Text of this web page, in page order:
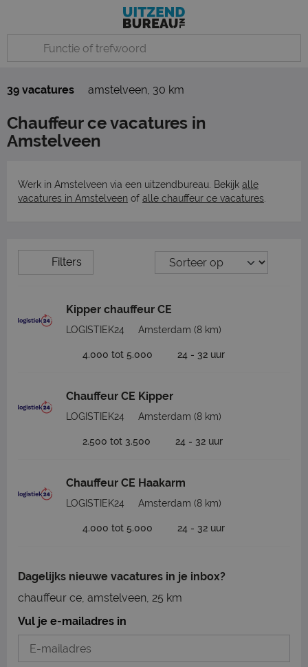
39 vacatures amstelveen, 30 km
Chauffeur ce vacatures in
Amstelveen
Werk in Amstelveen via een uitzendbureau. Bekijk alle
vacatures in Amstelveen of alle chauffeur ce vacatures
Filters
Kipper chauffeur CE
LOGISTIEK24 Amsterdam (8 km)
4.000 tot 5.000 24 - 32 uur
Chauffeur CE Kipper
LOGISTIEK24 Amsterdam (8 km)
2.500 tot 3.500 24 - 32 uur
Chauffeur CE Haakarm
LOGISTIEK24 Amsterdam (8 km)
4.000 tot 5.000 24 - 32 uur
Dagelijks nieuwe vacatures in je inbox?
chauffeur ce, amstelveen, 25 km
Vul je e-mailadres in